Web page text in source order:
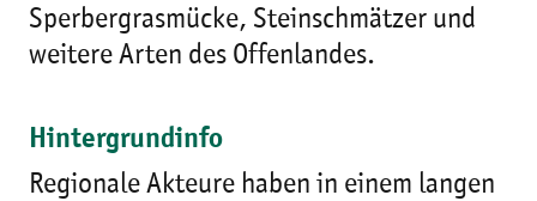
Sperbergrasmücke, Steinschmätzer und
weitere Arten des Offenlandes.
Hintergrundinfo
Regionale Akteure haben in einem langen